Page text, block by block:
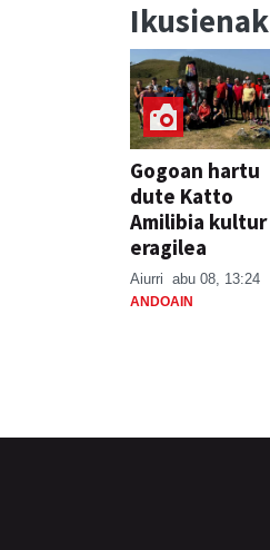
Ikusienak
Gogoan hartu
dute Katto
Amilibia kultur
eragilea
Aiurri abu 08, 13:24
ANDOAIN